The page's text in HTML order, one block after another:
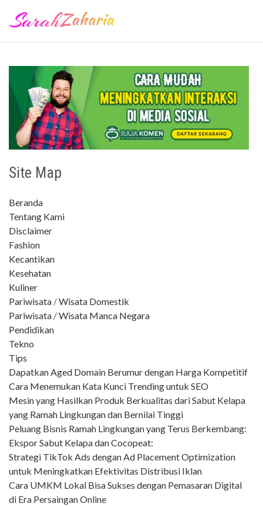
Site Map
Beranda
Tentang Kami
Disclaimer
Fashion
Kecantikan
Kesehatan
Kuliner
Pariwisata /Wisata Domestik
Pariwisata /Wisata Manca Negara
Pendidikan
Tekno
Tips
Dapatkan Aged Domain Berumur dengan Harga Kompetitif
Cara Menemukan Kata Kunci Trending untuk SEO
Mesin yang Hasilkan Produk Berkualitas dari Sabut Kelapa
yang Ramah Lingkungan dan Bernilai Tinggi
Peluang Bisnis Ramah Lingkungan yang Terus Berkembang:
Ekspor Sabut Kelapa dan Cocopeat:
Strategi TikTok Ads dengan Ad Placement Optimization
untuk Meningkatkan Efektivitas Distribusi Iklan
Cara UMKM Lokal Bisa Sukses dengan Pemasaran Digital
di Era Persaingan Online